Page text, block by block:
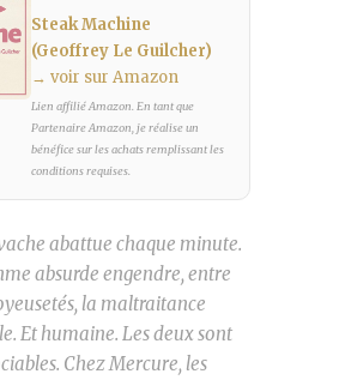
Steak Machine
(Geoffrey Le Guilcher)
→ voir sur Amazon
Lien affilié Amazon. En tant que
Partenaire Amazon, je réalise un
bénéfice sur les achats remplissant les
conditions requises.
abattue chaque minute.
absurde engendre, entre
la maltraitance
Et humaine. Les deux sont
Chez Mercure, les